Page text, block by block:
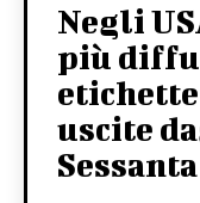
Negli
più
uscite
Sessanta